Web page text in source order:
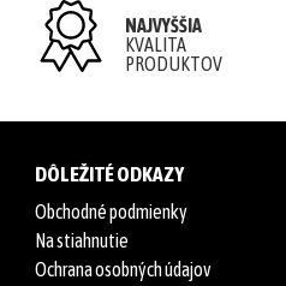
NAJVYŠŠIA
KVALITA
PRODUKTOV
DÔLEŽITÉ ODKAZY
Obchodné podmienky
Na stiahnutie
Ochrana osobných údajov